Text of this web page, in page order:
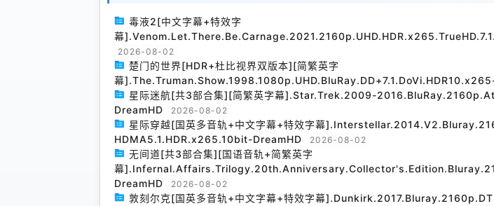
毒液2[中文字幕+特效字
幕
2026-08-02
楚门的世界[HDR+杜比视界双版本][简繁英字
幕
星际迷航[共3部合集][简繁英字幕].Star.Trek.2009-
DreamHD
2026-08-02
星际穿越[国英多音轨+中文字幕+特效字幕
HDMA5.1.HDR.x265.10bit-DreamHD
2026-08-02
无间道[共3部合集][国语音轨+简繁英字
幕
DreamHD
2026-08-02
敦刻尔克[国英多音轨+中文字幕+特效字幕